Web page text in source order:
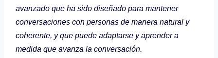
avanzado que ha sido diseñado para mantener
conversaciones con personas de manera natural y
coherente, y que puede adaptarse y aprender a
medida que avanza la conversación.